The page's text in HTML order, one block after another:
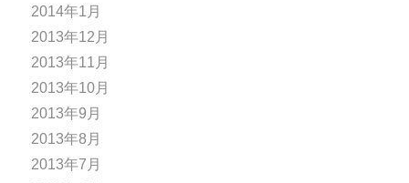
2014年1月
2013年12月
2013年11月
2013年10月
2013年9月
2013年8月
2013年7月